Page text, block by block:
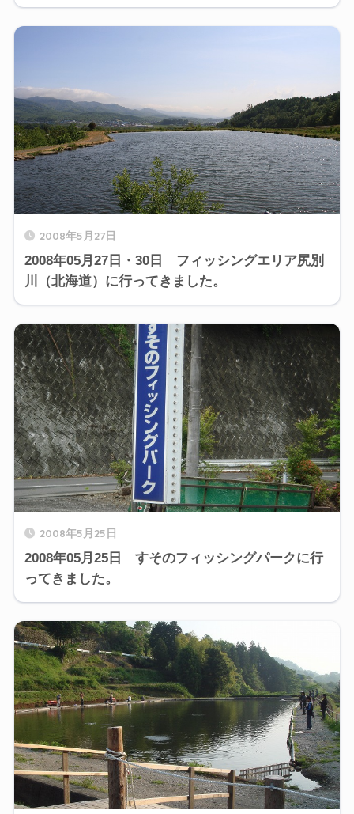
2008年5月27日
2008年05月27日・30日 フィッシングエリア尻別
川（北海道）に行ってきました。
2008年5月25日
2008年05月25日 すそのフィッシングパークに行
ってきました。